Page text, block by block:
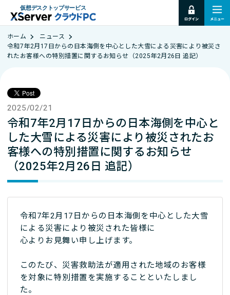
仮想デスクトップサービス
ホーム
ニュース
令和7年2月17日からの日本海側を中心とした大雪による災害により被災さ
れたお客様への特別措置に関するお知らせ（2025年2月26日 追記）
2025/02/21
令和7年2月17日からの日本海側を中心と
した大雪による災害により被災されたお
客様への特別措置に関するお知らせ
（2025年2月26日 追記）
令和7年2月17日からの日本海側を中心とした大雪
による災害により被災された皆様に
心よりお見舞い申し上げます。
このたび、災害救助法が適用された地域のお客様
を対象に特別措置を実施することといたしまし
た。